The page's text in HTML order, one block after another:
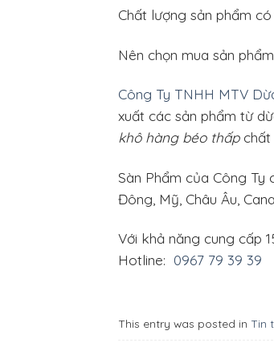
Chất lượng sản phẩm
Nên chọn mua sản
Công Ty TNHH MTV
xuất các sản phẩm từ
khô hàng béo thấpchất
Sàn Phẩm của Công Ty
Đông, Mỹ, Châu Âu,
Với khả năng cung cấp
Hotline: 0967 79 39 39
This entry was posted in Tin